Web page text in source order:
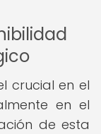
crucial en el
en el
de esta